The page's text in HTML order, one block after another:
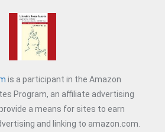
is a participant in the Amazon
Program, an affiliate advertising
a means for sites to earn
and linking to amazon.com.